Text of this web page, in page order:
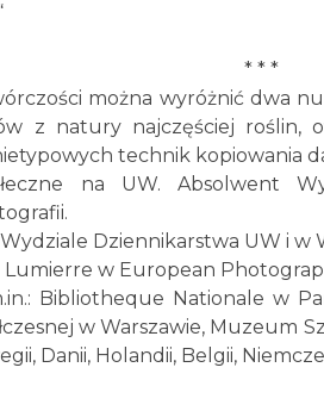
* * *
można wyróżnić dwa
z natury najczęściej roślin,
technik kopiowania
na UW. Absolwent
Dziennikarstwa UW i w
w European
Bibliotheque Nationale w
w Warszawie, Muzeum
Danii, Holandii, Belgii,